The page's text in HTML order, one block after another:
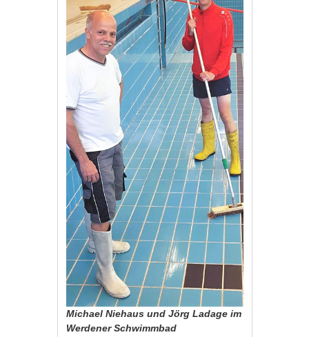
Michael Niehaus und Jörg Ladage im
Werdener Schwimmbad